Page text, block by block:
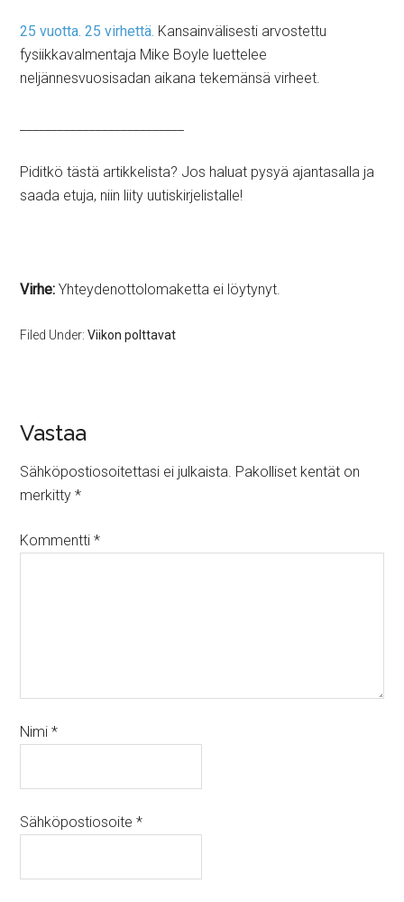
25 vuotta. 25 virhettä. Kansainvälisesti arvostettu
fysiikkavalmentaja Mike Boyle luettelee
neljännesvuosisadan aikana tekemänsä virheet.
Piditkö tästä artikkelista? Jos haluat pysyä ajantasalla ja
saada etuja, niin liity uutiskirjelistalle!
Virhe: Yhteydenottolomaketta ei löytynyt.
Filed Under:Viikon polttavat
Vastaa
Sähköpostiosoitettasi ei julkaista. Pakolliset kentät on
merkitty*
Kommentti*
Nimi*
Sähköpostiosoite*